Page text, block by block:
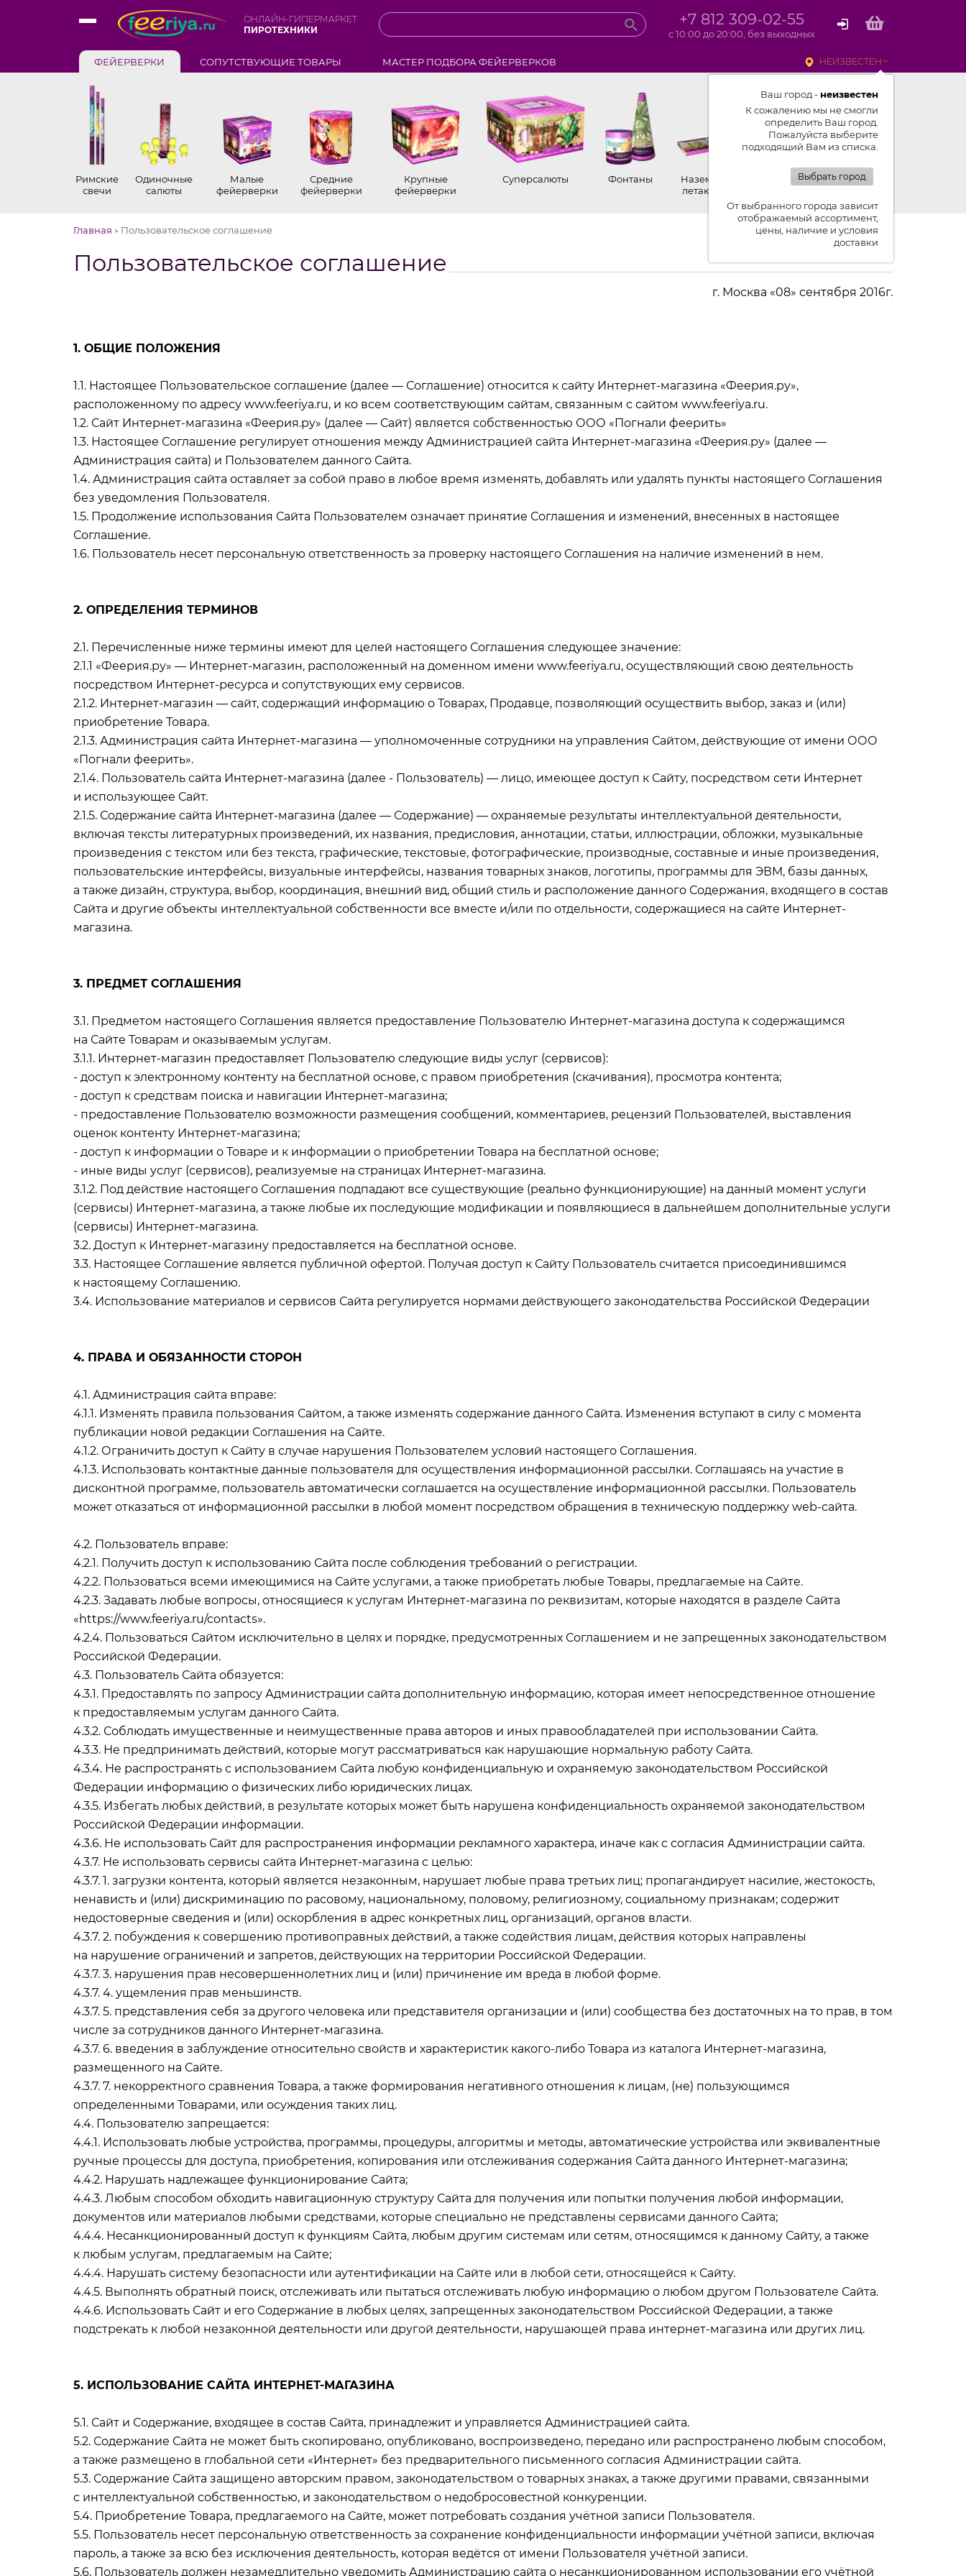
ОНЛАЙН-ГИПЕРМАРКЕТ
ПИРОТЕХНИКИ
+7 812 309-02-55
с 10:00 до 20:00, без выходных
ФЕЙЕРВЕРКИ СОПУТСТВУЮЩИЕ ТОВАРЫ МАСТЕР ПОДБОРА ФЕЙЕРВЕРКОВ НЕИЗВЕСТЕН
Ваш город - неизвестен
К сожалению мы не смогли
определить Ваш город.
Пожалуйста выберите
подходящий Вам из списка.
Выбрать город
От выбранного города зависит
отображаемый ассортимент,
цены, наличие и условия
доставки
Римские
свечи
Одиночные
салюты
Малые
фейерверки
Средние
фейерверки
Крупные
фейерверки
Суперсалюты Фонтаны
Наземные,
летающие
Петарды
Главная > Пользовательское соглашение
Пользовательское соглашение
г. Москва «08» сентября 2016г.
1. ОБЩИЕ ПОЛОЖЕНИЯ
1.1. Настоящее Пользовательское соглашение (далее — Соглашение) относится к сайту Интернет-магазина «Феерия.ру»,
расположенному по адресу www.feeriya.ru, и ко всем соответствующим сайтам, связанным с сайтом www.feeriya.ru.
1.2. Сайт Интернет-магазина «Феерия.ру» (далее — Сайт) является собственностью ООО «Погнали феерить»
1.3. Настоящее Соглашение регулирует отношения между Администрацией сайта Интернет-магазина «Феерия.ру» (далее —
Администрация сайта) и Пользователем данного Сайта.
1.4. Администрация сайта оставляет за собой право в любое время изменять, добавлять или удалять пункты настоящего Соглашения
без уведомления Пользователя.
1.5. Продолжение использования Сайта Пользователем означает принятие Соглашения и изменений, внесенных в настоящее
Соглашение.
1.6. Пользователь несет персональную ответственность за проверку настоящего Соглашения на наличие изменений в нем.
2. ОПРЕДЕЛЕНИЯ ТЕРМИНОВ
2.1. Перечисленные ниже термины имеют для целей настоящего Соглашения следующее значение:
2.1.1 «Феерия.ру» — Интернет-магазин, расположенный на доменном имени www.feeriya.ru, осуществляющий свою деятельность
посредством Интернет-ресурса и сопутствующих ему сервисов.
2.1.2. Интернет-магазин — сайт, содержащий информацию о Товарах, Продавце, позволяющий осуществить выбор, заказ и (или)
приобретение Товара.
2.1.3. Администрация сайта Интернет-магазина — уполномоченные сотрудники на управления Сайтом, действующие от имени ООО
«Погнали феерить».
2.1.4. Пользователь сайта Интернет-магазина (далее ‑ Пользователь) — лицо, имеющее доступ к Сайту, посредством сети Интернет
и использующее Сайт.
2.1.5. Содержание сайта Интернет-магазина (далее — Содержание) — охраняемые результаты интеллектуальной деятельности,
включая тексты литературных произведений, их названия, предисловия, аннотации, статьи, иллюстрации, обложки, музыкальные
произведения с текстом или без текста, графические, текстовые, фотографические, производные, составные и иные произведения,
пользовательские интерфейсы, визуальные интерфейсы, названия товарных знаков, логотипы, программы для ЭВМ, базы данных,
а также дизайн, структура, выбор, координация, внешний вид, общий стиль и расположение данного Содержания, входящего в состав
Сайта и другие объекты интеллектуальной собственности все вместе и/или по отдельности, содержащиеся на сайте Интернет-
магазина.
3. ПРЕДМЕТ СОГЛАШЕНИЯ
3.1. Предметом настоящего Соглашения является предоставление Пользователю Интернет-магазина доступа к содержащимся
на Сайте Товарам и оказываемым услугам.
3.1.1. Интернет-магазин предоставляет Пользователю следующие виды услуг (сервисов):
- доступ к электронному контенту на бесплатной основе, с правом приобретения (скачивания), просмотра контента;
- доступ к средствам поиска и навигации Интернет-магазина;
- предоставление Пользователю возможности размещения сообщений, комментариев, рецензий Пользователей, выставления
оценок контенту Интернет-магазина;
- доступ к информации о Товаре и к информации о приобретении Товара на бесплатной основе;
- иные виды услуг (сервисов), реализуемые на страницах Интернет-магазина.
3.1.2. Под действие настоящего Соглашения подпадают все существующие (реально функционирующие) на данный момент услуги
(сервисы) Интернет-магазина, а также любые их последующие модификации и появляющиеся в дальнейшем дополнительные услуги
(сервисы) Интернет-магазина.
3.2. Доступ к Интернет-магазину предоставляется на бесплатной основе.
3.3. Настоящее Соглашение является публичной офертой. Получая доступ к Сайту Пользователь считается присоединившимся
к настоящему Соглашению.
3.4. Использование материалов и сервисов Сайта регулируется нормами действующего законодательства Российской Федерации
4. ПРАВА И ОБЯЗАННОСТИ СТОРОН
4.1. Администрация сайта вправе:
4.1.1. Изменять правила пользования Сайтом, а также изменять содержание данного Сайта. Изменения вступают в силу с момента
публикации новой редакции Соглашения на Сайте.
4.1.2. Ограничить доступ к Сайту в случае нарушения Пользователем условий настоящего Соглашения.
4.1.3. Использовать контактные данные пользователя для осуществления информационной рассылки. Соглашаясь на участие в
дисконтной программе, пользователь автоматически соглашается на осуществление информационной рассылки. Пользователь
может отказаться от информационной рассылки в любой момент посредством обращения в техническую поддержку web-сайта.
4.2. Пользователь вправе:
4.2.1. Получить доступ к использованию Сайта после соблюдения требований о регистрации.
4.2.2. Пользоваться всеми имеющимися на Сайте услугами, а также приобретать любые Товары, предлагаемые на Сайте.
4.2.3. Задавать любые вопросы, относящиеся к услугам Интернет-магазина по реквизитам, которые находятся в разделе Сайта
«https://www.feeriya.ru/contacts».
4.2.4. Пользоваться Сайтом исключительно в целях и порядке, предусмотренных Соглашением и не запрещенных законодательством
Российской Федерации.
4.3. Пользователь Сайта обязуется:
4.3.1. Предоставлять по запросу Администрации сайта дополнительную информацию, которая имеет непосредственное отношение
к предоставляемым услугам данного Сайта.
4.3.2. Соблюдать имущественные и неимущественные права авторов и иных правообладателей при использовании Сайта.
4.3.3. Не предпринимать действий, которые могут рассматриваться как нарушающие нормальную работу Сайта.
4.3.4. Не распространять с использованием Сайта любую конфиденциальную и охраняемую законодательством Российской
Федерации информацию о физических либо юридических лицах.
4.3.5. Избегать любых действий, в результате которых может быть нарушена конфиденциальность охраняемой законодательством
Российской Федерации информации.
4.3.6. Не использовать Сайт для распространения информации рекламного характера, иначе как с согласия Администрации сайта.
4.3.7. Не использовать сервисы сайта Интернет-магазина с целью:
4.3.7. 1. загрузки контента, который является незаконным, нарушает любые права третьих лиц; пропагандирует насилие, жестокость,
ненависть и (или) дискриминацию по расовому, национальному, половому, религиозному, социальному признакам; содержит
недостоверные сведения и (или) оскорбления в адрес конкретных лиц, организаций, органов власти.
4.3.7. 2. побуждения к совершению противоправных действий, а также содействия лицам, действия которых направлены
на нарушение ограничений и запретов, действующих на территории Российской Федерации.
4.3.7. 3. нарушения прав несовершеннолетних лиц и (или) причинение им вреда в любой форме.
4.3.7. 4. ущемления прав меньшинств.
4.3.7. 5. представления себя за другого человека или представителя организации и (или) сообщества без достаточных на то прав, в том
числе за сотрудников данного Интернет-магазина.
4.3.7. 6. введения в заблуждение относительно свойств и характеристик какого-либо Товара из каталога Интернет-магазина,
размещенного на Сайте.
4.3.7. 7. некорректного сравнения Товара, а также формирования негативного отношения к лицам, (не) пользующимся
определенными Товарами, или осуждения таких лиц.
4.4. Пользователю запрещается:
4.4.1. Использовать любые устройства, программы, процедуры, алгоритмы и методы, автоматические устройства или эквивалентные
ручные процессы для доступа, приобретения, копирования или отслеживания содержания Сайта данного Интернет-магазина;
4.4.2. Нарушать надлежащее функционирование Сайта;
4.4.3. Любым способом обходить навигационную структуру Сайта для получения или попытки получения любой информации,
документов или материалов любыми средствами, которые специально не представлены сервисами данного Сайта;
4.4.4. Несанкционированный доступ к функциям Сайта, любым другим системам или сетям, относящимся к данному Сайту, а также
к любым услугам, предлагаемым на Сайте;
4.4.4. Нарушать систему безопасности или аутентификации на Сайте или в любой сети, относящейся к Сайту.
4.4.5. Выполнять обратный поиск, отслеживать или пытаться отслеживать любую информацию о любом другом Пользователе Сайта.
4.4.6. Использовать Сайт и его Содержание в любых целях, запрещенных законодательством Российской Федерации, а также
подстрекать к любой незаконной деятельности или другой деятельности, нарушающей права интернет-магазина или других лиц.
5. ИСПОЛЬЗОВАНИЕ САЙТА ИНТЕРНЕТ-МАГАЗИНА
5.1. Сайт и Содержание, входящее в состав Сайта, принадлежит и управляется Администрацией сайта.
5.2. Содержание Сайта не может быть скопировано, опубликовано, воспроизведено, передано или распространено любым способом,
а также размещено в глобальной сети «Интернет» без предварительного письменного согласия Администрации сайта.
5.3. Содержание Сайта защищено авторским правом, законодательством о товарных знаках, а также другими правами, связанными
с интеллектуальной собственностью, и законодательством о недобросовестной конкуренции.
5.4. Приобретение Товара, предлагаемого на Сайте, может потребовать создания учётной записи Пользователя.
5.5. Пользователь несет персональную ответственность за сохранение конфиденциальности информации учётной записи, включая
пароль, а также за всю без исключения деятельность, которая ведётся от имени Пользователя учётной записи.
5.6. Пользователь должен незамедлительно уведомить Администрацию сайта о несанкционированном использовании его учётной